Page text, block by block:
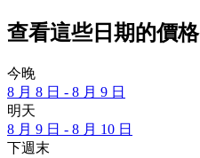
查看這些日期的價格
今晚
8 月 8 日 - 8 月 9 日
明天
8 月 9 日 - 8 月 10 日
下週末